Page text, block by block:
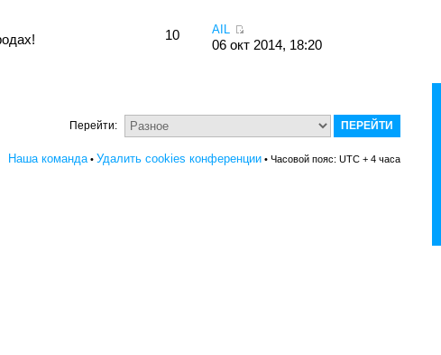
10 AIL
06 окт 2014, 18:20
Перейти:
Наша команда • Удалить cookies конференции • Часовой пояс: UTC + 4 часа